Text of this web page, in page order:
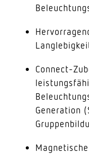
Connect-
Generation